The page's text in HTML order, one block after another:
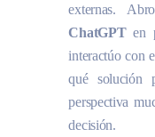
externas.
ChatGPTen
interactúo con
qué solución
perspectiva
decisión.